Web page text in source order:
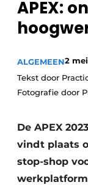
Privacy /
Vacature
Video’s
APEX:
ALGEMEEN2
Tekst door
Fotografie door
De APEX
vindt plaats
stop-shop